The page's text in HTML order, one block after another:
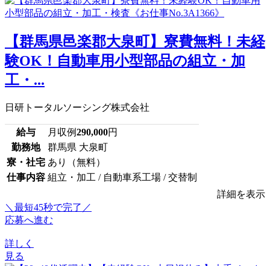
【群馬県邑楽郡大泉町】寮費無料！未経
験OK！自動車用小型部品の組立・加
工・...
日研トータルソーシング株式会社
給与 月収例290,000円
勤務地
群馬県 大泉町
寮・社宅 あり（無料）
仕事内容 組立・加工 / 自動車系工場 / 交替制
詳細を表示
＼最短45秒で完了／
応募へ進む
詳しく
見る